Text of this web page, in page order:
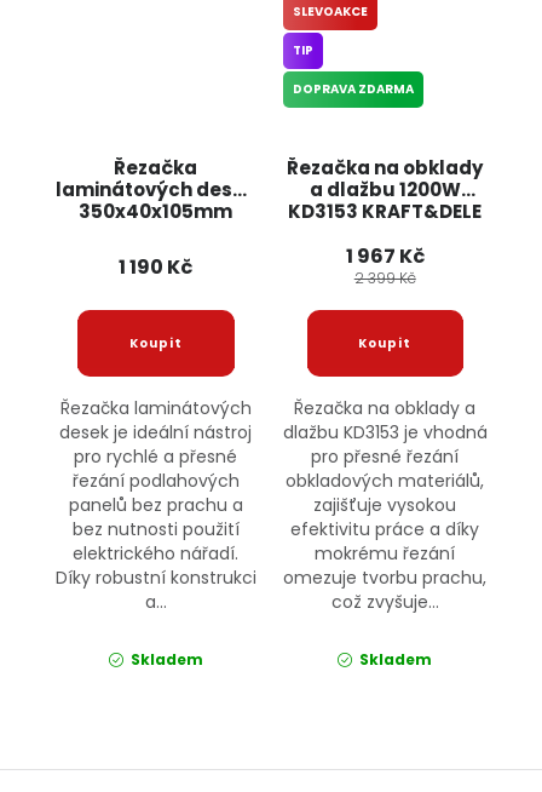
Řezačka
laminátových desek
350x40x105mm
1 190 Kč
Řezačka laminátových
desek je ideální nástroj
pro rychlé a přesné
řezání podlahových
panelů bez prachu a
bez nutnosti použití
elektrického nářadí.
Díky robustní konstrukci
a...
Skladem
Řezačka na obklady
a dlažbu 1200W
KD3153 KRAFT&DELE
SLEVOAKCE
TIP
DOPRAVA ZDARMA
1 967 Kč
2 399 Kč
Řezačka na obklady a
dlažbu KD3153 je vhodná
pro přesné řezání
obkladových materiálů,
zajišťuje vysokou
efektivitu práce a díky
mokrému řezání
omezuje tvorbu prachu,
což zvyšuje...
Skladem